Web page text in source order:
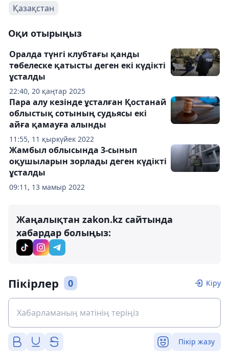
Қазақстан
Оқи отырыңыз
22:40, 20 қаңтар 2025
Оралда түнгі клубтағы қанды
төбелеске қатысты деген екі күдікті
ұсталды
11:55, 11 қыркүйек 2022
Пара алу кезінде ұсталған Қостанай
облыстық сотының судьясы екі
айға қамауға алынды
09:11, 13 мамыр 2022
Жамбыл облысында 3-сынып
оқушыларын зорлады деген күдікті
ұсталды
Жаңалықтан zakon.kz сайтында
хабардар болыңыз:
Пікірлер 0 Кіру
Пікір жазу